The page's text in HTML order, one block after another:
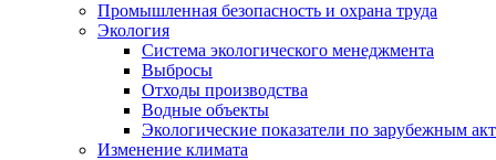
Промышленная безопасность и охрана труда
Экология
Система экологического менеджмента
Выбросы
Отходы производства
Водные объекты
Экологические показатели по зарубежным
Изменение климата